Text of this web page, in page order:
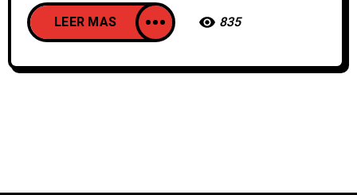
LEER MAS 835